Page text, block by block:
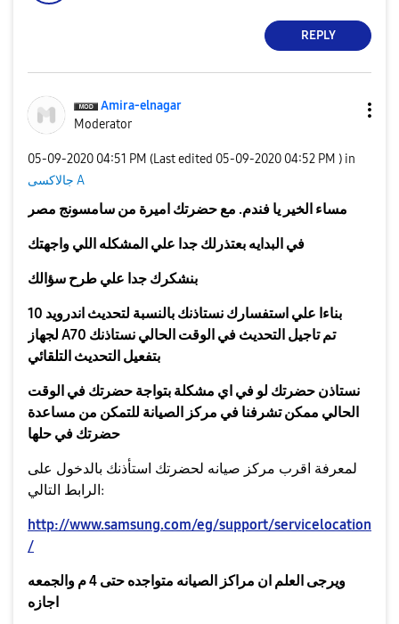
REPLY
Amira-elnagar
Moderator
‎05-09-2020 04:51 PM (Last edited ‎05-09-2020 04:52 PM ) in
جالاكسى A
مساء الخير يا فندم. مع حضرتك اميرة من سامسونج مصر
في البدايه بعتذرلك جدا علي المشكله اللي واجهتك
بنشكرك جدا علي طرح سؤالك
بناءا علي استفسارك
نستاذنك بالنسبة لتحديث اندرويد 10
لجهاز A70 تم تاجيل التحديث في الوقت الحالي نستاذنك
نستاذن حضرتك لو في اي مشكلة بتواجة حضرتك في الوقت
الحالي ممكن تشرفنا في مركز الصيانة للتمكن من مساعدة
لمعرفة اقرب مركز صيانه لحضرتك استأذنك بالدخول على
الرابط التالي:
http://www.samsung.com/eg/support/servicelocation
/
ويرجى العلم ان مراكز الصيانه متواجده حتى 4 م والجمعه
اجازه